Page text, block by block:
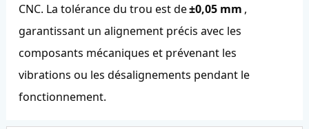
CNC. La tolérance du trou est de±0,05 mm ,
garantissant un alignement précis avec les
composants mécaniques et prévenant les
vibrations ou les désalignements pendant le
fonctionnement.